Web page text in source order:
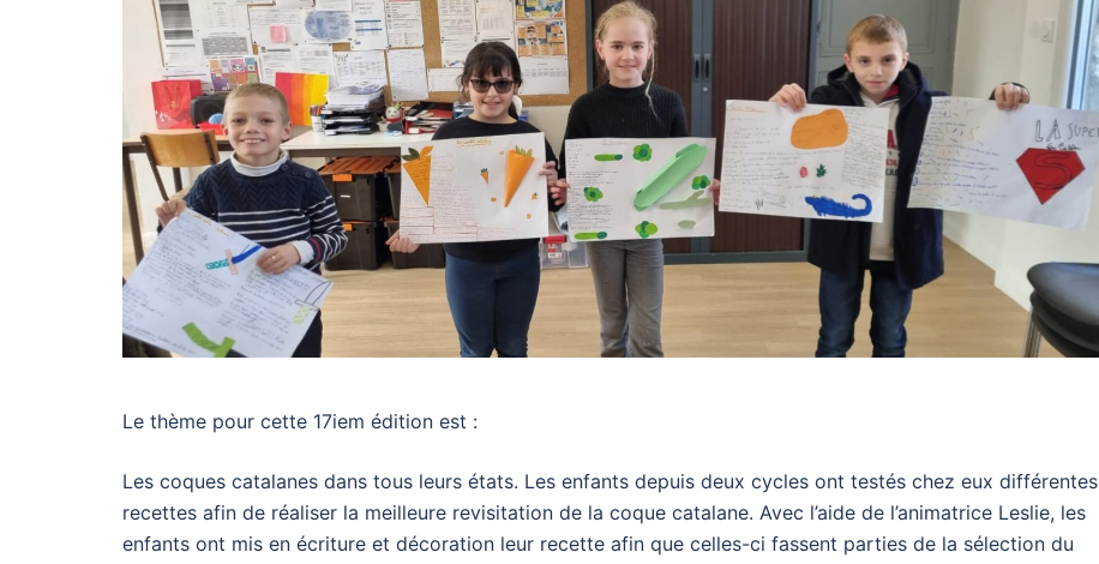
Le thème pour cette 17iem édition est :
Les coques catalanes dans tous leurs états. Les enfants depuis deux cycles ont testés chez eux différentes
recettes afin de réaliser la meilleure revisitation de la coque catalane. Avec l’aide de l’animatrice Leslie, les
enfants ont mis en écriture et décoration leur recette afin que celles-ci fassent parties de la sélection du